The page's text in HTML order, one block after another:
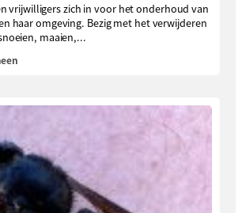
vrijwilligers zich in voor het onderhoud van
haar omgeving. Bezig met het verwijderen
maaien,...